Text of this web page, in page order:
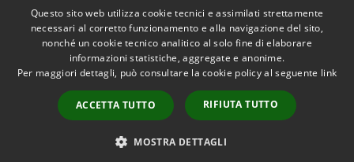
RSS
Accessibilità
Copyright © 2026 • Comune di
Vidigulfo • Powered by
Municipium•
Accesso
redazione
Questo sito web utilizza cookie tecnici e assimilati strettamente
necessari al corretto funzionamento e alla navigazione del sito,
nonché un cookie tecnico analitico al solo fine di elaborare
informazioni statistiche, aggregate e anonime.
Per maggiori dettagli, può consultare la cookie policy al seguente link
ACCETTA TUTTO RIFIUTA TUTTO
MOSTRA DETTAGLI